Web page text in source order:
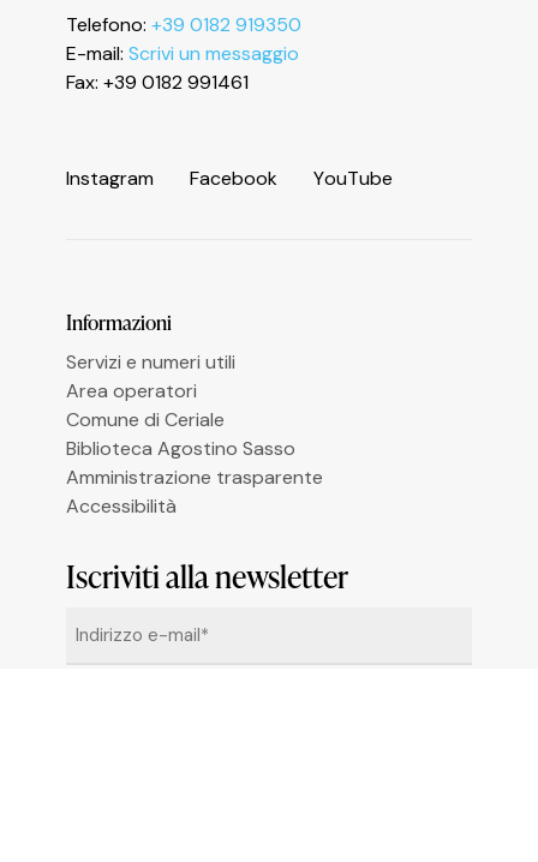
Telefono: +39 0182 919350
E-mail: Scrivi un messaggio
Fax: +39 0182 991461
Instagram Facebook YouTube
Informazioni
Servizi e numeri utili
Area operatori
Comune di Ceriale
Biblioteca Agostino Sasso
Amministrazione trasparente
Accessibilità
Iscriviti alla newsletter